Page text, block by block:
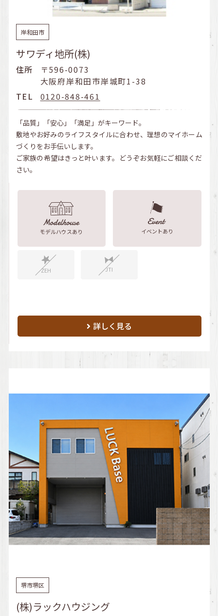
岸和田市
サワディ地所(株)
住所
〒596-0073
大阪府岸和田市岸城町1-38
TEL
0120-848-461
「品質」「安心」「満足」がキーワード。
敷地やお好みのライフスタイルに合わせ、理想のマイホーム
づくりをお手伝いします。
ご家族の希望はきっと叶います。どうぞお気軽にご相談くだ
さい。
モデルハウスあり イベントあり
ZEH JTI
詳しく見る
堺市堺区
(株)ラックハウジング